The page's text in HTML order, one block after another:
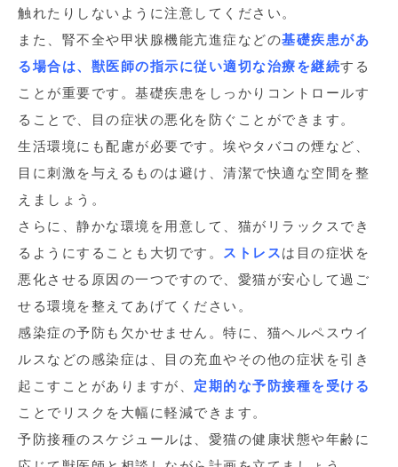
触れたりしないように注意してください。
また、腎不全や甲状腺機能亢進症などの基礎疾患があ
る場合は、獣医師の指示に従い適切な治療を継続する
ことが重要です。基礎疾患をしっかりコントロールす
ることで、目の症状の悪化を防ぐことができます。
生活環境にも配慮が必要です。埃やタバコの煙など、
目に刺激を与えるものは避け、清潔で快適な空間を整
えましょう。
さらに、静かな環境を用意して、猫がリラックスでき
るようにすることも大切です。
ストレスは目の症状を
悪化させる原因の一つですので、愛猫が安心して過ご
せる環境を整えてあげてください。
感染症の予防も欠かせません。特に、猫ヘルペスウイ
ルスなどの感染症は、目の充血やその他の症状を引き
起こすことがありますが、 定期的な予防接種を受ける
ことでリスクを大幅に軽減できます。
予防接種のスケジュールは、愛猫の健康状態や年齢に